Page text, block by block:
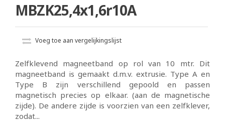
MBZK25,4x1,6r10A
Voeg toe aan vergelijkingslijst
Zelfklevend magneetband op rol van 10 mtr. Dit
magneetband is gemaakt d.m.v. extrusie. Type A en
Type B zijn verschillend gepoold en passen
magnetisch precies op elkaar. (aan de magnetische
zijde). De andere zijde is voorzien van een zelfklever,
zodat...